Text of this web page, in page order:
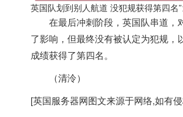
英国队划到别人航道 没犯规获得第四名
在最后冲刺阶段， 英国队串道，
了影响，但最终没有被认定为犯规，
成绩获得了第四名。
（清泠）
[英国服务器网图文来源于网络,如有